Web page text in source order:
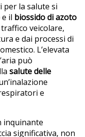
per la salute si
e il biossido di azoto
veicolare,
e dai processi di
L’elevata
può
salute delle
e
inquinante
significativa, non